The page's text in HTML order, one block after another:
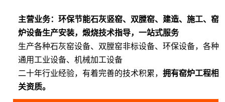
主营业务：环保节能石灰竖窑、双膛窑、建造、施工、窑
炉设备生产安装，煅烧技术指导，一站式服务
生产各种石灰窑设备、双膛窑非标设备、环保设备，各种
通用工业设备、机械加工设备
二十年行业经验，有着完善的技术积累，拥有窑炉工程相
关资质。